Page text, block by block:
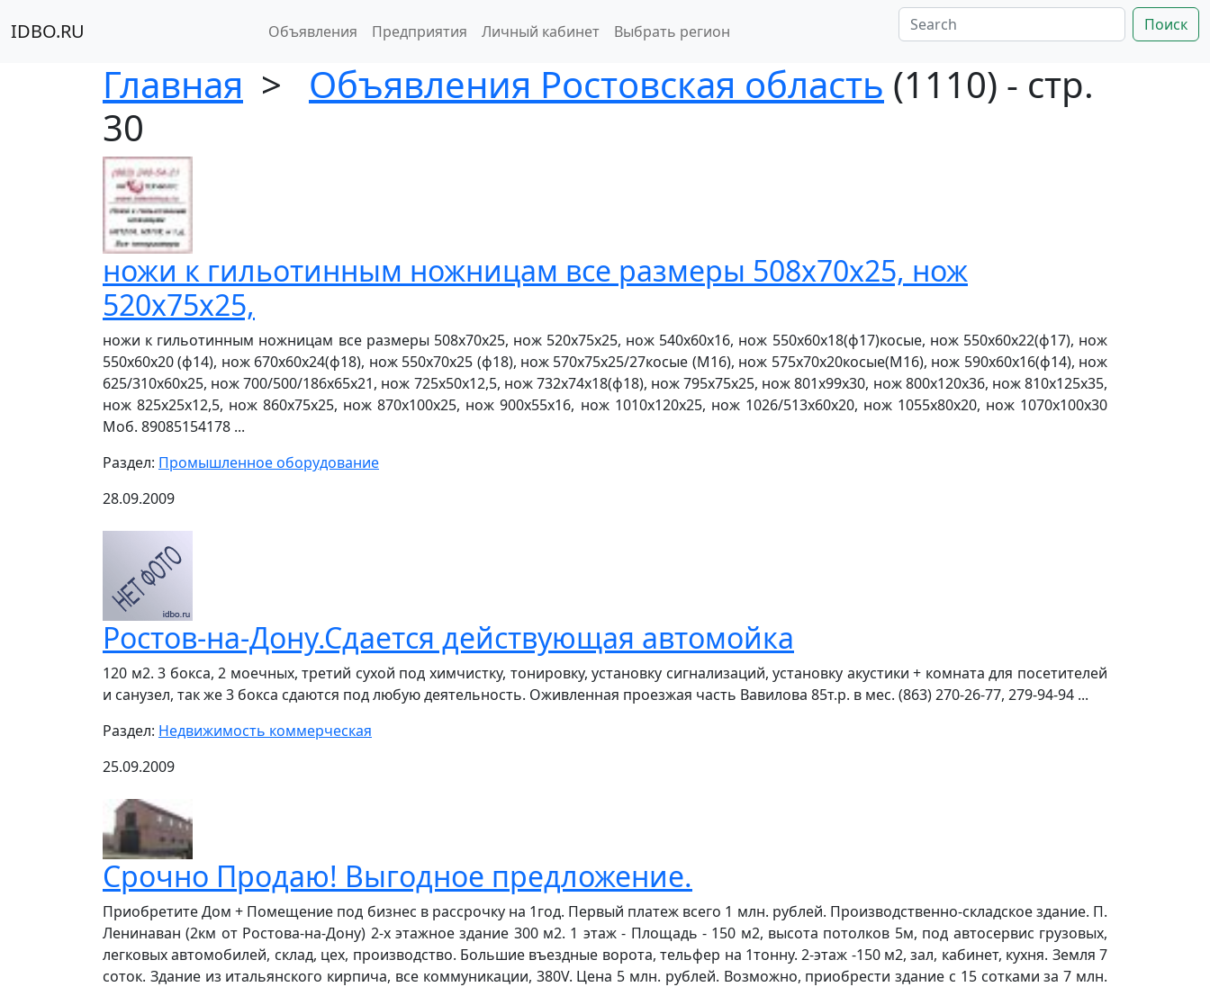
IDBO.RU Объявления Предприятия Личный кабинет Выбрать регион Поиск
Главная > Объявления Ростовская область (1110) - стр.
30
ножи к гильотинным ножницам все размеры 508х70х25, нож
520х75х25,
ножи к гильотинным ножницам все размеры 508х70х25, нож 520х75х25, нож 540х60х16, нож 550х60х18(ф17)косые, нож 550х60х22(ф17), нож
550х60х20 (ф14), нож 670х60х24(ф18), нож 550х70х25 (ф18), нож 570х75х25/27косые (М16), нож 575х70х20косые(М16), нож 590х60х16(ф14), нож
625/310х60х25, нож 700/500/186х65х21, нож 725х50х12,5, нож 732х74х18(ф18), нож 795х75х25, нож 801х99х30, нож 800х120х36, нож 810х125х35,
нож 825х25х12,5, нож 860х75х25, нож 870х100х25, нож 900х55х16, нож 1010х120х25, нож 1026/513х60х20, нож 1055х80х20, нож 1070х100х30
Моб. 89085154178 ...
Раздел: Промышленное оборудование
28.09.2009
Ростов-на-Дону.Сдается действующая автомойка
120 м2. 3 бокса, 2 моечных, третий сухой под химчистку, тонировку, установку сигнализаций, установку акустики + комната для посетителей
и санузел, так же 3 бокса сдаются под любую деятельность. Оживленная проезжая часть Вавилова 85т.р. в мес. (863) 270-26-77, 279-94-94 ...
Раздел: Недвижимость коммерческая
25.09.2009
Срочно Продаю! Выгодное предложение.
Приобретите Дом + Помещение под бизнес в рассрочку на 1год. Первый платеж всего 1 млн. рублей. Производственно-складское здание. П.
Ленинаван (2км от Ростова-на-Дону) 2-х этажное здание 300 м2. 1 этаж - Площадь - 150 м2, высота потолков 5м, под автосервис грузовых,
легковых автомобилей, склад, цех, производство. Большие въездные ворота, тельфер на 1тонну. 2-этаж -150 м2, зал, кабинет, кухня. Земля 7
соток. Здание из итальянского кирпича, все коммуникации, 380V. Цена 5 млн. рублей. Возможно, приобрести здание с 15 сотками за 7 млн.